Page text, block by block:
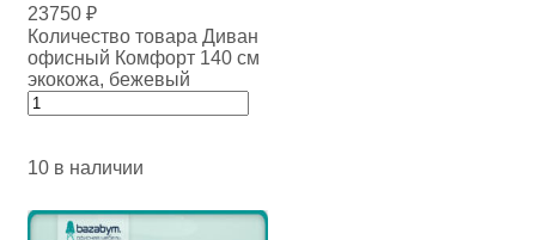
23750 ₽
Количество товара Диван
офисный Комфорт 140 см
экокожа, бежевый
10 в наличии